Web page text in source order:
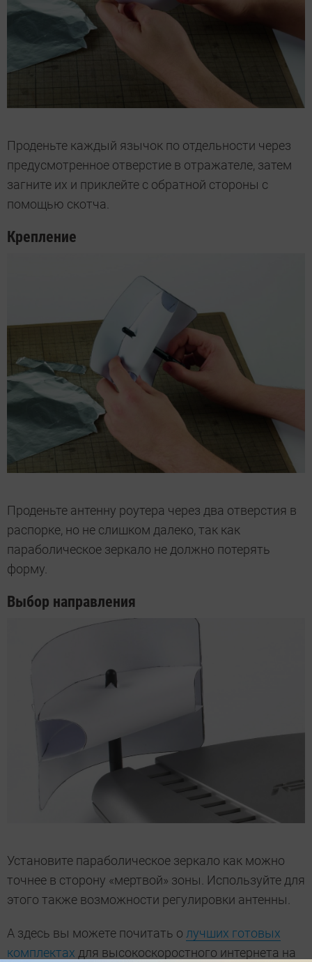
Проденьте каждый язычок по отдельности через
предусмотренное отверстие в отражателе, затем
загните их и приклейте с обратной стороны с
помощью скотча.
Крепление
Проденьте антенну роутера через два отверстия в
распорке, но не слишком далеко, так как
параболическое зеркало не должно потерять
форму.
Выбор направления
Установите параболическое зеркало как можно
точнее в сторону «мертвой» зоны. Используйте для
этого также возможности регулировки антенны.
А здесь вы можете почитать о лучших готовых
комплектах для высокоскоростного интернета на